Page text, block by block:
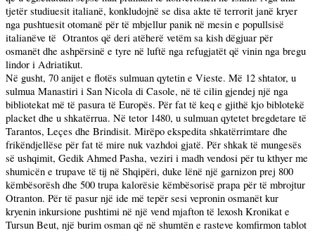
tjetër studiuesit italianë, konkludojnë se disa akte të terrorit janë kryer
nga pushtuesit otomanë për të mbjellur panik në mesin e popullsisë
italianëve të Otrantos që deri atëherë vetëm sa kish dëgjuar për
osmanët dhe ashpërsinë e tyre në luftë nga refugjatët që vinin nga bregu
lindor i Adriatikut.
Në gusht, 70 anijet e flotës sulmuan qytetin e Vieste. Më 12 shtator, u
sulmua Manastiri i San Nicola di Casole, në të cilin gjendej një nga
bibliotekat më të pasura të Europës. Për fat të keq e gjithë kjo biblotekë
placket dhe u shkatërrua. Në tetor 1480, u sulmuan qytetet bregdetare të
Tarantos, Leçes dhe Brindisit. Mirëpo ekspedita shkatërrimtare dhe
frikëndjellëse për fat të mire nuk vazhdoi gjatë. Për shkak të mungesës
së ushqimit, Gedik Ahmed Pasha, veziri i madh vendosi për tu kthyer me
shumicën e trupave të tij në Shqipëri, duke lënë një garnizon prej 800
këmbësorësh dhe 500 trupa kalorësie këmbësorisë prapa për të mbrojtur
Otranton. Për të pasur një ide më tepër sesi vepronin osmanët kur
kryenin inkursione pushtimi në një vend mjafton të lexosh Kronikat e
Tursun Beut, një burim osman që në shumtën e rasteve komfirmon tablot